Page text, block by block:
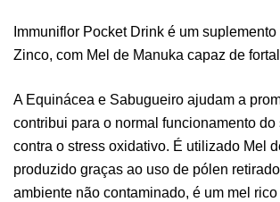
Immuniflor Pocket Drink é um
Zinco, com Mel de Manuka capaz de
A Equinácea e Sabugueiro ajudam a
contribui para o normal funcionamento
contra o stress oxidativo. É utilizado Mel
produzido graças ao uso de pólen
ambiente não contaminado, é um mel